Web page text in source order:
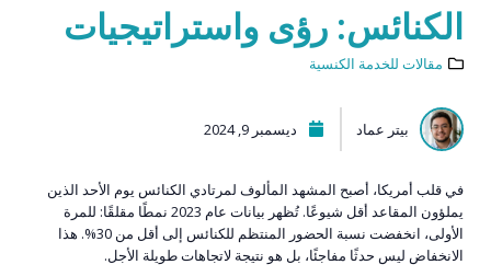
الكنائس: رؤى واستراتيجيات
مقالات للخدمة الكنسية
بيتر عماد ديسمبر 9, 2024
في قلب أمريكا، أصبح المشهد المألوف لمرتادي الكنائس يوم الأحد الذين
يملؤون المقاعد أقل شيوعًا. تُظهر بيانات عام 2023 نمطًا مقلقًا: للمرة
الأولى، انخفضت نسبة الحضور المنتظم للكنائس إلى أقل من 30%. هذا
الانخفاض ليس حدثًا مفاجئًا، بل هو نتيجة لاتجاهات طويلة الأجل.